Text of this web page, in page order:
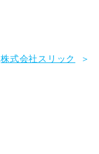
株式会社スリック ＞